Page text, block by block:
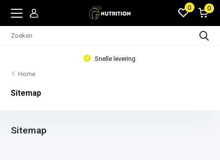
0 0
Voeding en accessoires
Home
Sitemap
Sitemap